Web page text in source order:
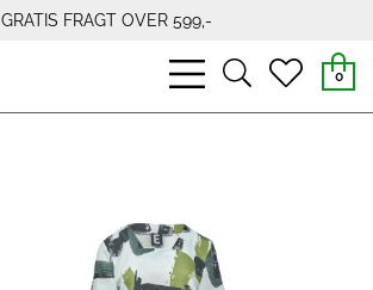
GRATIS FRAGT OVER 599,-
bars
light
searchheart
0